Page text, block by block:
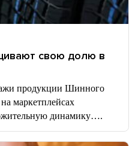
свою долю в
продукции Шинного
маркетплейсах
динамику….